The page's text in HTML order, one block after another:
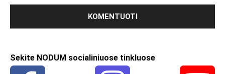
Sekite NODUM socialiniuose tinkluose